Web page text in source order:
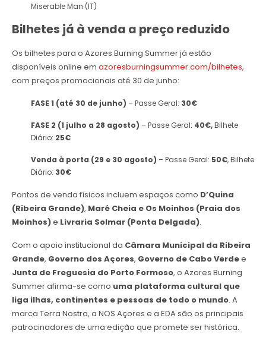
Miserable Man (IT)
Bilhetes já à venda a preço reduzido
Os bilhetes para o Azores Burning Summer já estão
disponíveis online em azoresburningsummer.com/bilhetes,
com preços promocionais até 30 de junho:
FASE 1 (até 30 de junho) – Passe Geral: 30€
FASE 2 (1 julho a 28 agosto) – Passe Geral: 40€,Bilhete
Diário: 25€
Venda à porta (29 e 30 agosto) – Passe Geral: 50€, Bilhete
Diário: 30€
Pontos de venda físicos incluem espaços como D’Quina
(Ribeira Grande), Maré Cheia e Os Moinhos (Praia dos
Moinhos)e Livraria Solmar (Ponta Delgada).
Com o apoio institucional da Câmara Municipal da Ribeira
Grande, Governo dos Açores, Governo de Cabo Verdee
Junta de Freguesia do Porto Formoso, o Azores Burning
Summer afirma-se como uma plataforma cultural que
liga ilhas, continentes e pessoas de todo o mundo. A
marca Terra Nostra, a NOS Açores e a EDA são os principais
patrocinadores de uma edição que promete ser histórica.